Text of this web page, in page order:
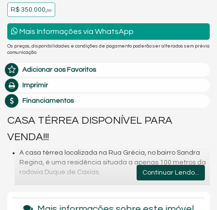
R$ 350.000,00
Mais Informações via WhatsApp
Os preços, disponibilidades e condições de pagamento poderão ser alterados sem prévia
comunicação.
Adicionar aos Favoritos
Imprimir
Financiamentos
CASA TÉRREA DISPONÍVEL PARA
VENDA!!!
A casa térrea localizada na Rua Grécia, no bairro Sandra
Regina, é uma residência situada a apenas 100 metros da
rodovia Duque de Caxias.
de garagem, proporcionando conveniência e proteção para
seu veículo. A cozinha está integrada à sala de jantar,
Continuar Lendo...